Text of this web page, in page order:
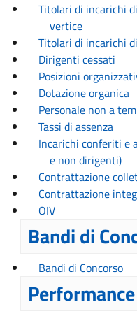
Titolari di incarichi
vertice
Titolari di incarichi
Dirigenti cessati
Posizioni
Dotazione organica
Personale non a
Tassi di assenza
Incarichi conferiti e
e non dirigenti)
Contrattazione
Contrattazione
OIV
Bandi di
Bandi di Concorso
Performance